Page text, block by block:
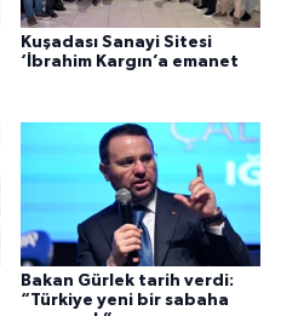
Kuşadası Sanayi Sitesi
‘İbrahim Kargın’a emanet
Bakan Gürlek tarih verdi:
“Türkiye yeni bir sabaha